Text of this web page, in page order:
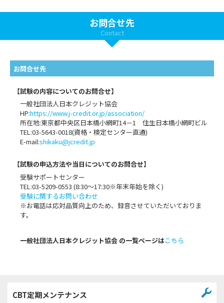
お問合せ先
Contact
お問合せ先
【試験の内容についてのお問合せ】
一般社団法人日本クレジット協会
HP:https://www.j-credit.or.jp/association/
所在地:東京都中央区日本橋小網町14－1 住生日本橋小網町ビル
TEL:03-5643-0018(資格・検定センター直通)
E-mail:shikaku@jcredit.jp
【試験の申込方法や当日についてのお問合せ】
受験サポートセンター
TEL:03-5209-0553 (8:30〜17:30※年末年始を除く)
受験に関するお問い合わせ
※お電話は応対品質向上のため、録音させていただいておりま
す。
一般社団法人日本クレジット協会 の一覧ページはこちら
CBT定期メンテナンス